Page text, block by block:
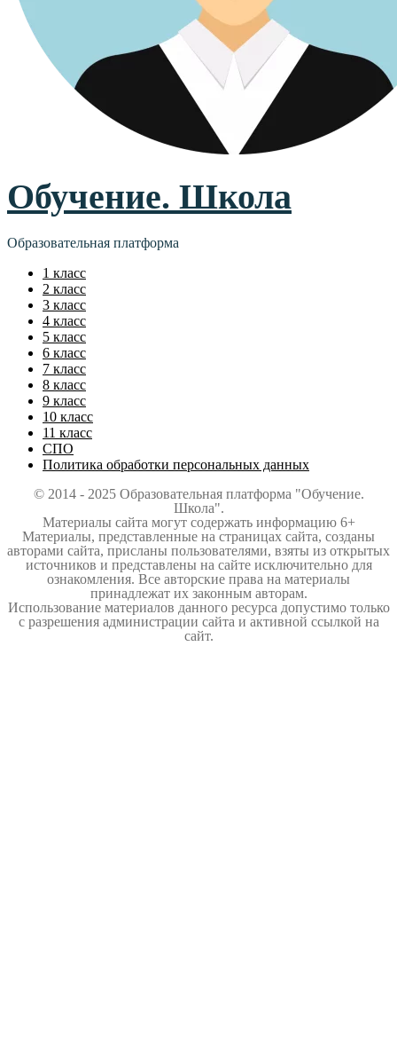
Обучение. Школа
Образовательная платформа
1 класс
2 класс
3 класс
4 класс
5 класс
6 класс
7 класс
8 класс
9 класс
10 класс
11 класс
СПО
Политика обработки персональных данных
© 2014 - 2025 Образовательная платформа "Обучение.
Школа".
Материалы сайта могут содержать информацию 6+
Материалы, представленные на страницах сайта, созданы
авторами сайта, присланы пользователями, взяты из открытых
источников и представлены на сайте исключительно для
ознакомления. Все авторские права на материалы
принадлежат их законным авторам.
Использование материалов данного ресурса допустимо только
с разрешения администрации сайта и активной ссылкой на
сайт.